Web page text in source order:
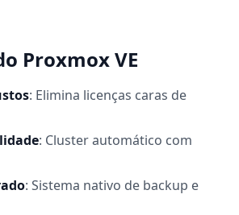
Proxmox VE
: Elimina licenças caras de
: Cluster automático com
: Sistema nativo de backup e